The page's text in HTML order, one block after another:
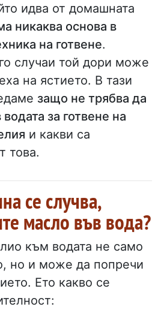
идва от домашната
никаква основа в
на готвене.
случаи той дори може
на ястието. В тази
защо не трябва да
за готвене на
и какви са
това.
се случва,
масло във вода?
към водата не само
но и може да попречи
Ето какво се